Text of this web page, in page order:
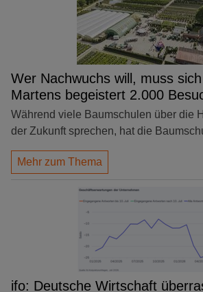
Wer Nachwuchs will, muss
Martens begeistert 2.000
Während viele Baumschulen über die
der Zukunft sprechen, hat die
Mehr zum Thema
ifo: Deutsche Wirtschaft